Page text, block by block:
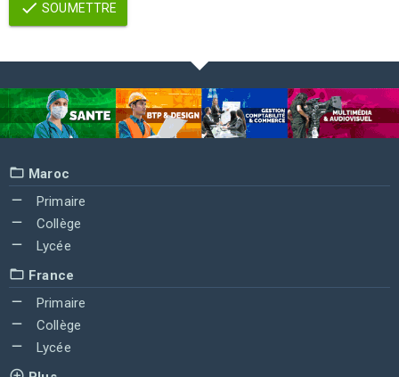
SOUMETTRE
Maroc
Primaire
Collège
Lycée
France
Primaire
Collège
Lycée